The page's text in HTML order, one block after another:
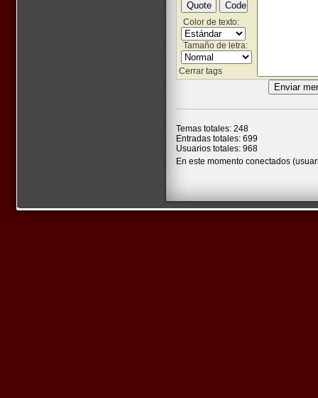
Color de texto:
Tamaño de letra:
Cerrar tags
Temas totales: 248
Entradas totales: 699
Usuarios totales: 968
En este momento conectados